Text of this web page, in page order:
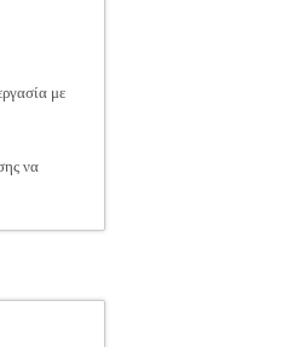
με
να